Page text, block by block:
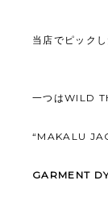
当店でピック
一つはWILD
“MAKALU
GARMENT